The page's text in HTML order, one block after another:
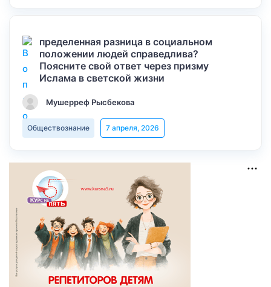
пределенная разница в социальном
положении людей справедлива?
Поясните свой ответ через призму
Ислама в светской жизни
Мушерреф Рысбекова
Обществознание 7 апреля, 2026